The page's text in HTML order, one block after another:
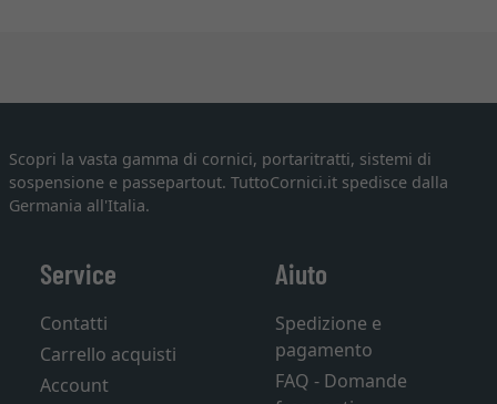
Scopri la vasta gamma di cornici, portaritratti, sistemi di
sospensione e passepartout. TuttoCornici.it spedisce dalla
Germania all'Italia.
Service
Contatti
Carrello acquisti
Account
Aiuto
Spedizione e
pagamento
FAQ - Domande